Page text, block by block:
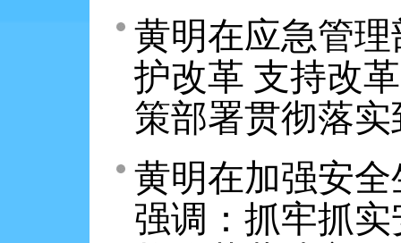
黄明在应急管
护改革 支持改
策部署贯彻落实
黄明在加强安
强调：抓牢抓